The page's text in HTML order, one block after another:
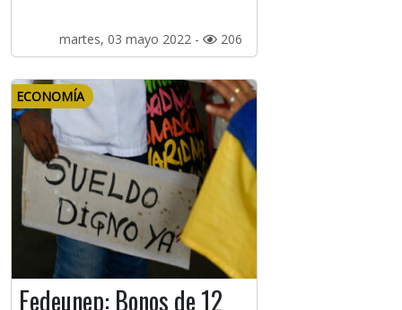
martes, 03 mayo 2022 - 206
ECONOMÍA
Fedeunep: Bonos de 12